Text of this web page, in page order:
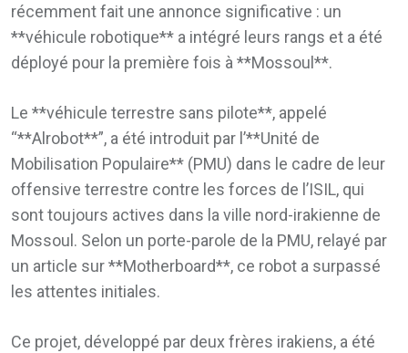
récemment fait une annonce significative : un
**véhicule robotique** a intégré leurs rangs et a été
déployé pour la première fois à **Mossoul**.
Le **véhicule terrestre sans pilote**, appelé
“**Alrobot**”, a été introduit par l’**Unité de
Mobilisation Populaire** (PMU) dans le cadre de leur
offensive terrestre contre les forces de l’ISIL, qui
sont toujours actives dans la ville nord-irakienne de
Mossoul. Selon un porte-parole de la PMU, relayé par
un article sur **Motherboard**, ce robot a surpassé
les attentes initiales.
Ce projet, développé par deux frères irakiens, a été